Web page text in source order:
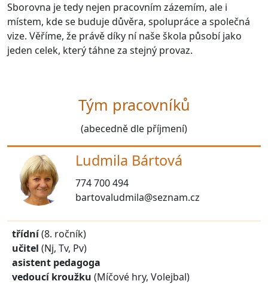
Sborovna je tedy nejen pracovním zázemím, ale i
místem, kde se buduje důvěra, spolupráce a společná
vize. Věříme, že právě díky ní naše škola působí jako
jeden celek, který táhne za stejný provaz.
Tým pracovníků
(abecedně dle příjmení)
Ludmila Bártová
774 700 494
bartovaludmila@seznam.cz
třídní(8. ročník)
učitel (Nj, Tv, Pv)
asistent pedagoga
vedoucí kroužku (Míčové hry, Volejbal)